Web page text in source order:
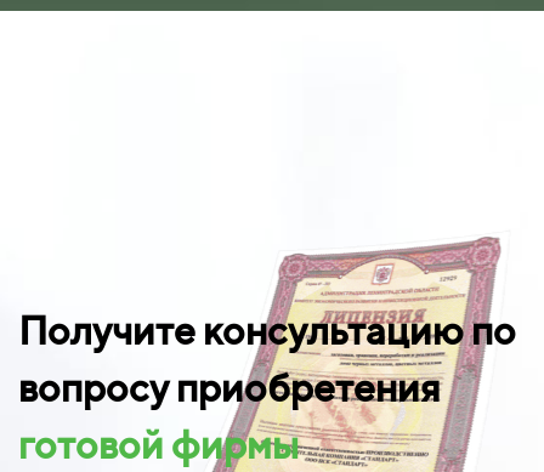
Получите консультацию по
вопросу приобретения
готовой фирмы